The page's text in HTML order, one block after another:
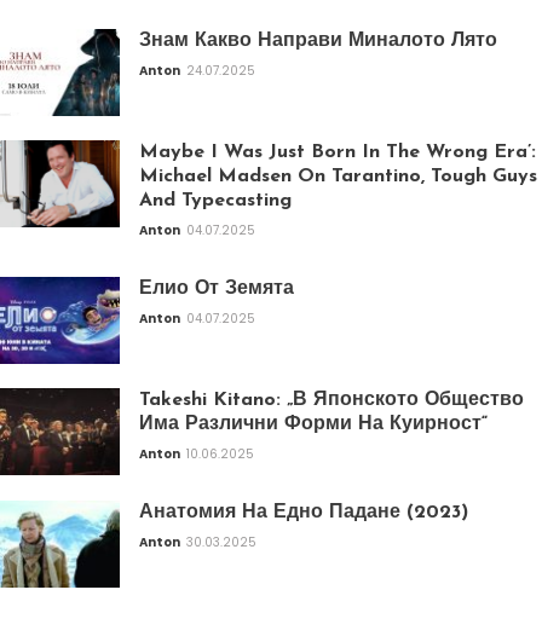
Знам Какво Направи Миналото Лято
Anton 24.07.2025
Maybe I Was Just Born In The Wrong Era’:
Michael Madsen On Tarantino, Tough Guys
And Typecasting
Anton 04.07.2025
Елио От Земята
Anton 04.07.2025
Takeshi Kitano: „В Японското Общество
Има Различни Форми На Куирност“
Anton 10.06.2025
Анатомия На Едно Падане (2023)
Anton 30.03.2025